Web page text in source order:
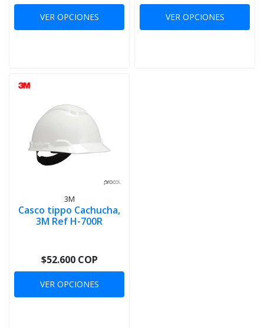
VER OPCIONES VER OPCIONES
3M
Casco tippo Cachucha,
3M Ref H-700R
$52.600 COP
VER OPCIONES